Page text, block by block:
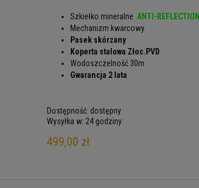
Szkiełko mineralne ANTI-REFLECTION
Mechanizm kwarcowy
Pasek skórzany
Koperta stalowa Złoc.PVD
Wodoszczelność 30m
Gwarancja 2 lata
Dostępność: dostępny
Wysyłka w: 24 godziny
499,00 zł